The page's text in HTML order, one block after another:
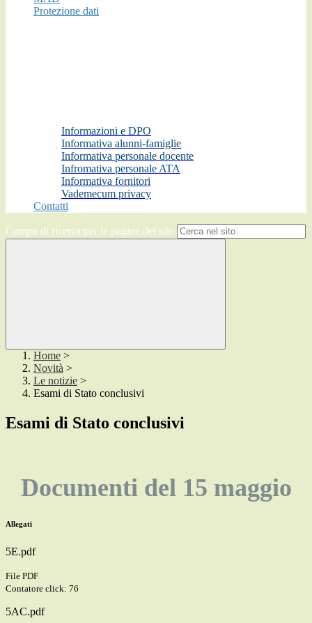
Protezione dati
Informazioni e DPO
Informativa alunni-famiglie
Informativa personale docente
Infromativa personale ATA
Informativa fornitori
Vademecum privacy
Contatti
Campo di ricerca per le pagine del sito
Home >
Novità >
Le notizie >
Esami di Stato conclusivi
Esami di Stato conclusivi
Documenti del 15 maggio
Allegati
5E.pdf
File PDF
Contatore click: 76
5AC.pdf